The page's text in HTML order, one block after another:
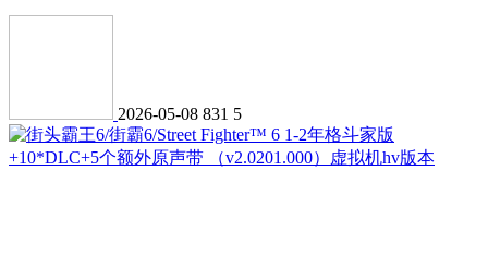
2026-05-08 831 5